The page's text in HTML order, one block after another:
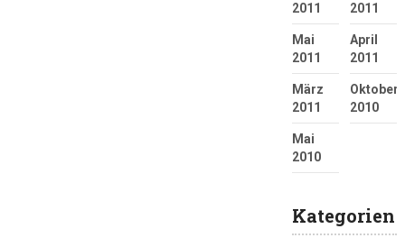
2011
2011
Mai
2011
April
2011
März
2011
Oktober
2010
Mai
2010
Kategorien